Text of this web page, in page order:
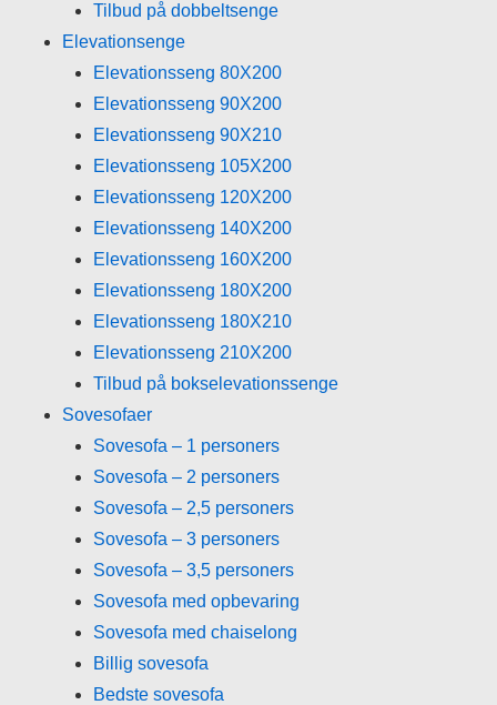
Tilbud på dobbeltsenge
Elevationsenge
Elevationsseng 80X200
Elevationsseng 90X200
Elevationsseng 90X210
Elevationsseng 105X200
Elevationsseng 120X200
Elevationsseng 140X200
Elevationsseng 160X200
Elevationsseng 180X200
Elevationsseng 180X210
Elevationsseng 210X200
Tilbud på bokselevationssenge
Sovesofaer
Sovesofa – 1 personers
Sovesofa – 2 personers
Sovesofa – 2,5 personers
Sovesofa – 3 personers
Sovesofa – 3,5 personers
Sovesofa med opbevaring
Sovesofa med chaiselong
Billig sovesofa
Bedste sovesofa